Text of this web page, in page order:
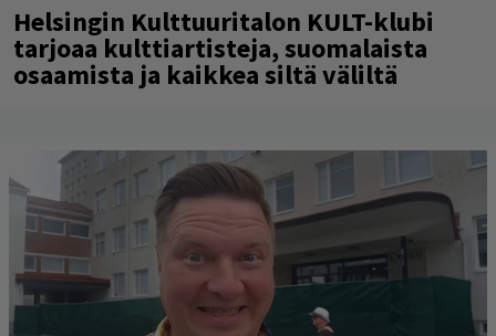
Helsingin Kulttuuritalon KULT-klubi
tarjoaa kulttiartisteja, suomalaista
osaamista ja kaikkea siltä väliltä